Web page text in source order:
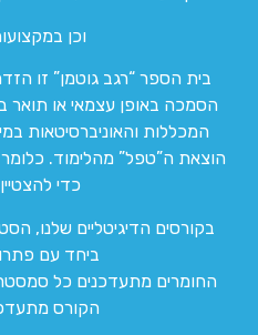
וכן
בית הספר “רגב גוטמן” זו
הסמכה באופן עצמאי או תואר
המכללות והאוניברסיטאות
הוצאת ה”טפל” מהלימוד.
כדי
בקורסים הדיגיטליים שלנו,
ביחד עם
החומרים מתעדכנים כל
הקורס